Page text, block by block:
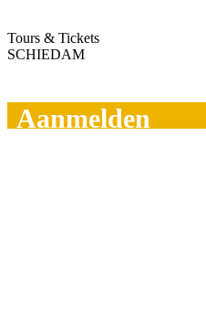
Tours & Tickets
SCHIEDAM
Aanmelden